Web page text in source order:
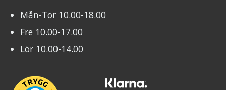
Mån-Tor 10.00-18.00
Fre 10.00-17.00
Lör 10.00-14.00